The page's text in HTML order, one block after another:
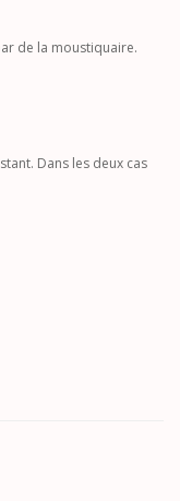
de la moustiquaire.
Dans les deux cas